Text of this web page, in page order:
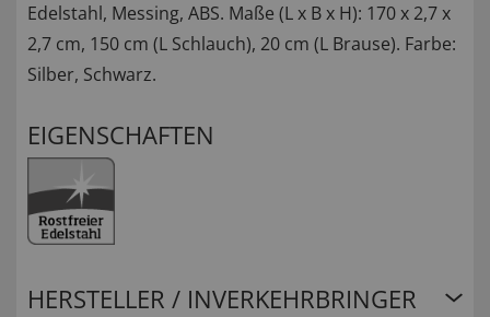
Edelstahl, Messing, ABS. Maße (L x B x H): 170 x 2,7 x
2,7 cm, 150 cm (L Schlauch), 20 cm (L Brause). Farbe:
Silber, Schwarz.
EIGENSCHAFTEN
HERSTELLER / INVERKEHRBRINGER